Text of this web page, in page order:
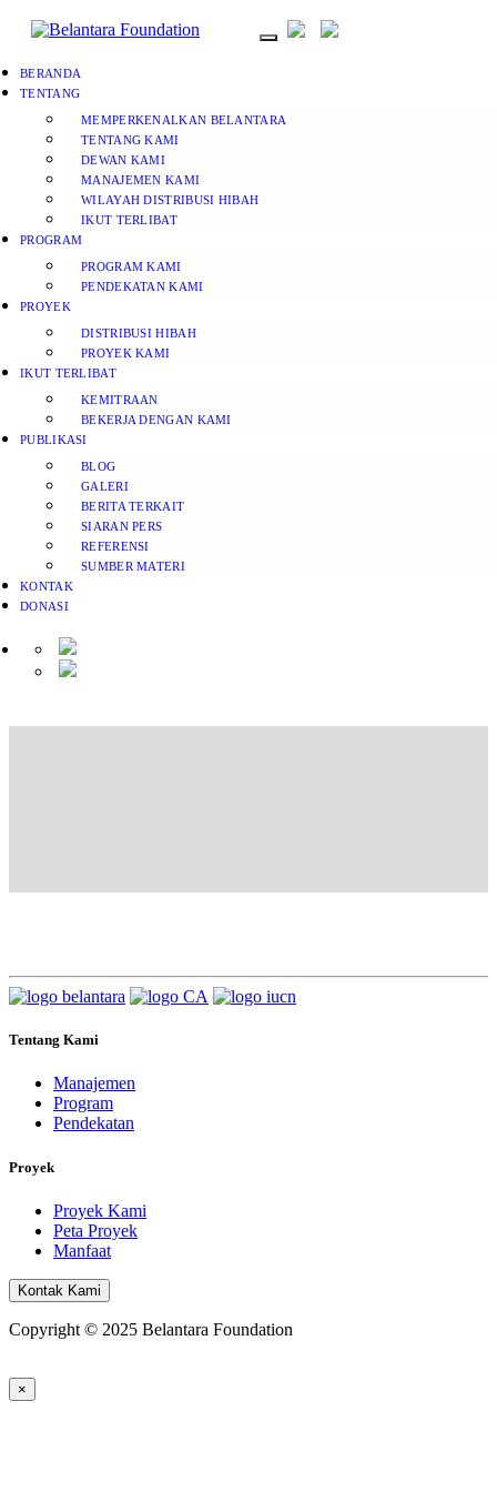
BERANDA
TENTANG
MEMPERKENALKAN BELANTARA
TENTANG KAMI
DEWAN KAMI
MANAJEMEN KAMI
WILAYAH DISTRIBUSI HIBAH
IKUT TERLIBAT
PROGRAM
PROGRAM KAMI
PENDEKATAN KAMI
PROYEK
DISTRIBUSI HIBAH
PROYEK KAMI
IKUT TERLIBAT
KEMITRAAN
BEKERJA DENGAN KAMI
PUBLIKASI
BLOG
GALERI
BERITA TERKAIT
SIARAN PERS
REFERENSI
SUMBER MATERI
KONTAK
DONASI
Tentang Kami
Manajemen
Program
Pendekatan
Proyek
Proyek Kami
Peta Proyek
Manfaat
Kontak Kami
Copyright © 2025 Belantara Foundation
×